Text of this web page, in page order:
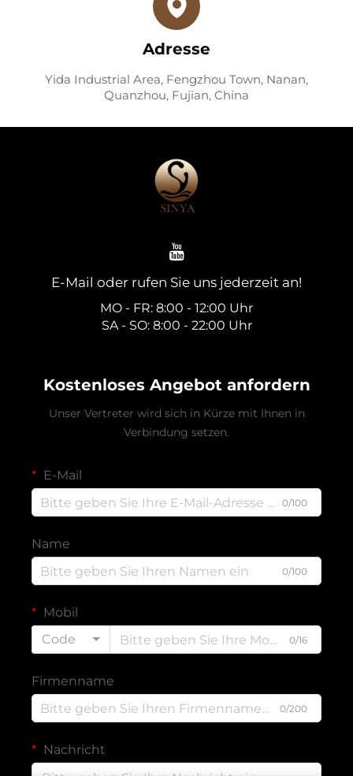
Adresse
Yida Industrial Area, Fengzhou Town, Nanan,
Quanzhou, Fujian, China
E-Mail oder rufen Sie uns jederzeit an!
MO - FR: 8:00 - 12:00 Uhr
SA - SO: 8:00 - 22:00 Uhr
Kostenloses Angebot anfordern
Unser Vertreter wird sich in Kürze mit Ihnen in
Verbindung setzen.
E-Mail
0/100
Name
0/100
Mobil
Code
0/16
Firmenname
0/200
Nachricht